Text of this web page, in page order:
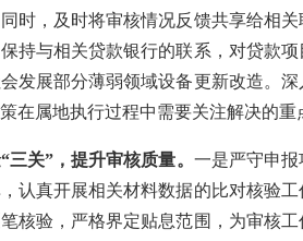
时，及时将审核情况反馈共享给相
持与相关贷款银行的联系，对贷款
发展部分薄弱领域设备更新改造。
在属地执行过程中需要关注解决的
关”，提升审核质量。 一是严守申
认真开展相关材料数据的比对核验
核验，严格界定贴息范围，为审核